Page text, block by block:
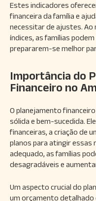
Estes indicadores
financeira da família e
necessitar de ajustes.
índices, as famílias
prepararem-se melhor
Importância do
Financeiro no
O planejamento
sólida e bem-sucedida.
financeiras, a criação de
planos para atingir essas
adequado, as famílias
desagradáveis e
Um aspecto crucial do
um orçamento